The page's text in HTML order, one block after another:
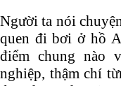
Người ta nói
quen đi bơi ở hồ
điểm chung nào
nghiệp, thậm chí